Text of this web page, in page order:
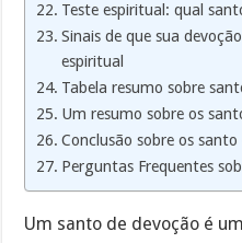
Teste espiritual: qual
Sinais de que sua
espiritual
Tabela resumo sobre
Um resumo sobre os
Conclusão sobre os santo
Perguntas Frequentes
Um santo de devoção é